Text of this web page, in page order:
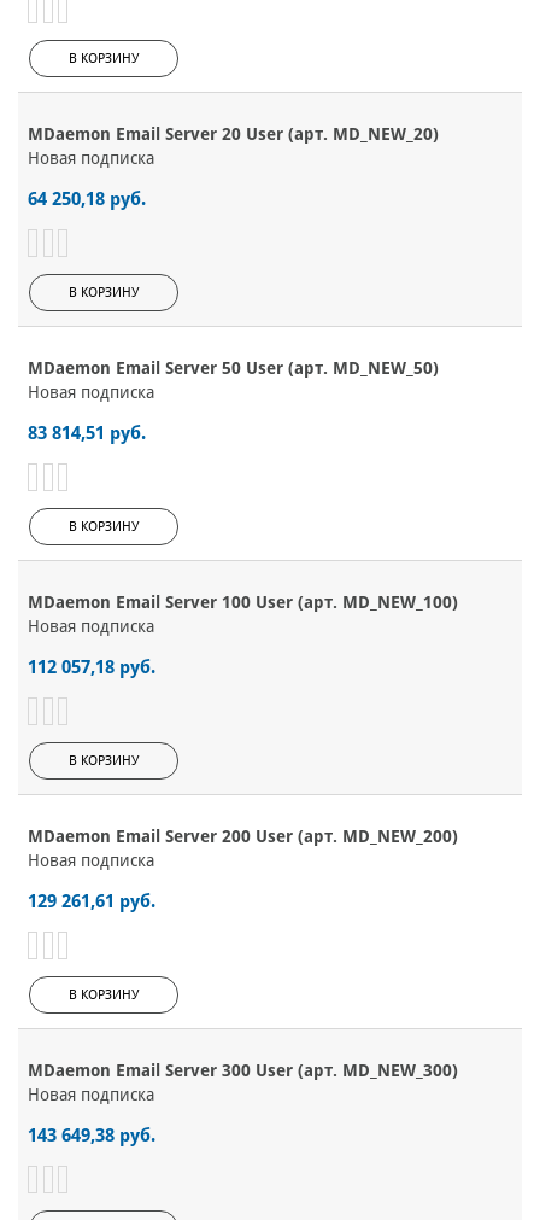
В КОРЗИНУ
MDaemon Email Server 20 User (арт. MD_NEW_20)
Новая подписка
64 250,18 руб.
В КОРЗИНУ
MDaemon Email Server 50 User (арт. MD_NEW_50)
Новая подписка
83 814,51 руб.
В КОРЗИНУ
MDaemon Email Server 100 User (арт. MD_NEW_100)
Новая подписка
112 057,18 руб.
В КОРЗИНУ
MDaemon Email Server 200 User (арт. MD_NEW_200)
Новая подписка
129 261,61 руб.
В КОРЗИНУ
MDaemon Email Server 300 User (арт. MD_NEW_300)
Новая подписка
143 649,38 руб.